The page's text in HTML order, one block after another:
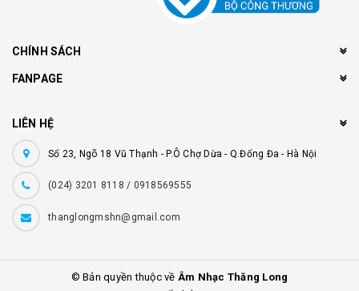
CHÍNH SÁCH
FANPAGE
LIÊN HỆ
Số 23, Ngõ 18 Vũ Thạnh - P.Ô Chợ Dừa - Q.Đống Đa - Hà Nội
(024) 3201 8118 / 0918569555
thanglongmshn@gmail.com
© Bản quyền thuộc về Âm Nhạc Thăng Long